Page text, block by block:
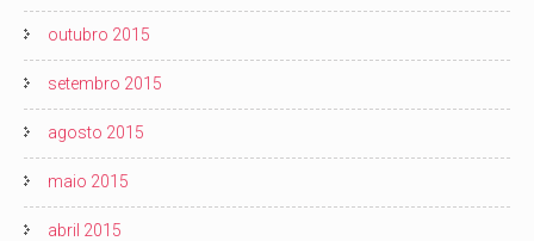
outubro 2015
setembro 2015
agosto 2015
maio 2015
abril 2015